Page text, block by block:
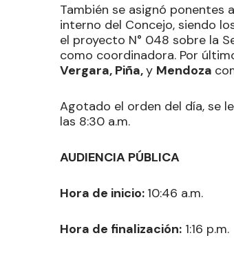
También se asignó ponentes
interno del Concejo, siendo
el proyecto N° 048 sobre la
como coordinadora. Por
Vergara, Piña,y Mendoza
Agotado el orden del día, se
las 8:30 a.m.
AUDIENCIA PÚBLICA
Hora de inicio: 10:46 a.m.
Hora de finalización: 1:16 p.m.